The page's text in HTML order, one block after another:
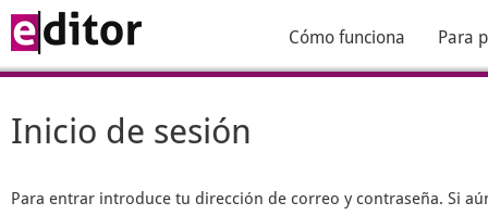
Cómo funciona Para
Inicio de sesión
Para entrar introduce tu dirección de correo y contraseña. Si